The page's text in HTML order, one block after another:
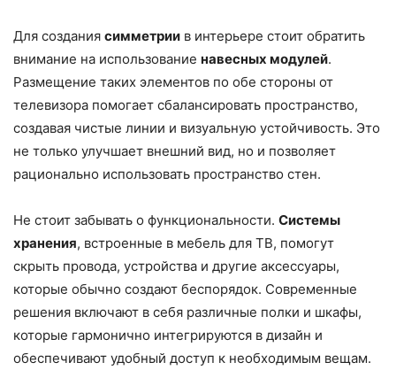
Для создания симметрии в интерьере стоит обратить
внимание на использование навесных модулей.
Размещение таких элементов по обе стороны от
телевизора помогает сбалансировать пространство,
создавая чистые линии и визуальную устойчивость. Это
не только улучшает внешний вид, но и позволяет
рационально использовать пространство стен.
Не стоит забывать о функциональности. Системы
хранения, встроенные в мебель для ТВ, помогут
скрыть провода, устройства и другие аксессуары,
которые обычно создают беспорядок. Современные
решения включают в себя различные полки и шкафы,
которые гармонично интегрируются в дизайн и
обеспечивают удобный доступ к необходимым вещам.